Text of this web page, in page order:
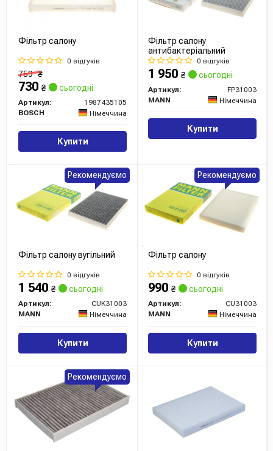
Фільтр салону
0 відгуків
759₴
730 ₴ сьогодні
Артикул:
1987435105
BOSCH
Німеччина
Купити
Фільтр салону
антибактеріальний
0 відгуків
1 950 ₴ сьогодні
Артикул:
FP31003
MANN
Німеччина
Купити
Фільтр салону вугільний
0 відгуків
1 540 ₴ сьогодні
Артикул:
CUK31003
MANN
Німеччина
Купити
Рекомендуємо
Фільтр салону
0 відгуків
990 ₴ сьогодні
Артикул:
CU31003
MANN
Німеччина
Купити
Рекомендуємо
Рекомендуємо